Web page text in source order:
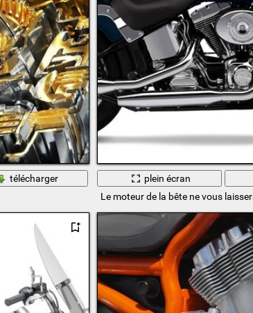
télécharger
plein écran
Le moteur de la bête ne vous